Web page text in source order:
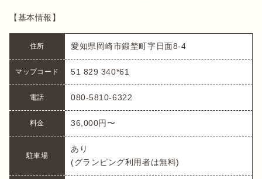
【基本情報】
住所 愛知県岡崎市鍛埜町字日面8-4
マップコード 51 829 340*61
電話 080-5810-6322
料金 36,000円〜
駐車場
あり
(グランピング利用者は無料)